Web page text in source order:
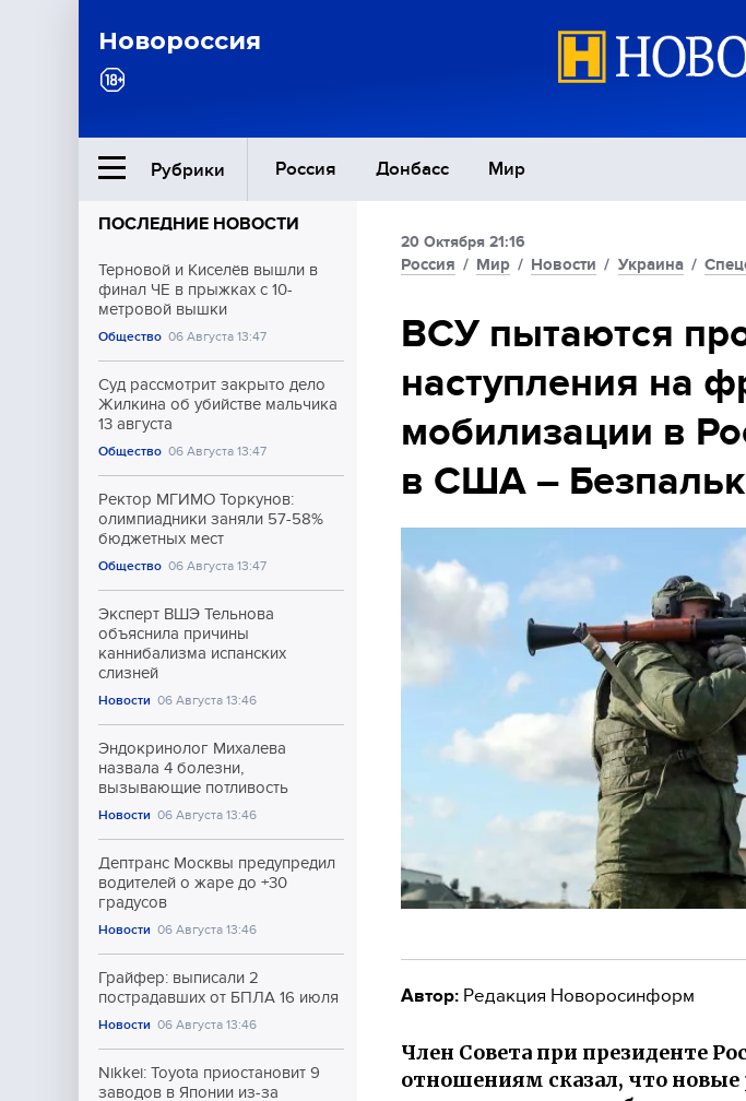
Новороссия
Рубрики Россия Донбасс Мир
Ближний Восток Политика
Общество
Экономика
Культура
Спорт
ПОСЛЕДНИЕ НОВОСТИ
Терновой и Киселёв вышли в
финал ЧЕ в прыжках с 10-
метровой вышки
Общество 06 Августа 13:47
Суд рассмотрит закрыто дело
Жилкина об убийстве мальчика
13 августа
Общество 06 Августа 13:47
Ректор МГИМО Торкунов:
олимпиадники заняли 57-58%
бюджетных мест
Общество 06 Августа 13:47
Эксперт ВШЭ Тельнова
объяснила причины
каннибализма испанских
слизней
Новости 06 Августа 13:46
Эндокринолог Михалева
назвала 4 болезни,
вызывающие потливость
Новости 06 Августа 13:46
Дептранс Москвы предупредил
водителей о жаре до +30
градусов
Новости 06 Августа 13:46
Грайфер: выписали 2
пострадавших от БПЛА 16 июля
Новости 06 Августа 13:46
Nikkei: Toyota приостановит 9
заводов в Японии из-за
20 Октября 21:16
Россия / Мир / Новости / Украина /
ВСУ пытаются
наступления на
мобилизации в
в США –
Автор: Редакция Новоросинформ
Член Совета при президенте
отношениям сказал, что